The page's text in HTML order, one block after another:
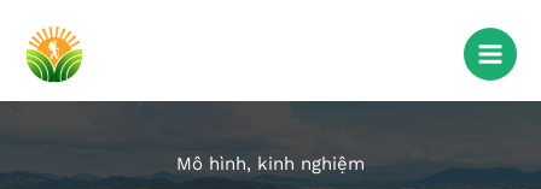
Mô hình, kinh nghiệm